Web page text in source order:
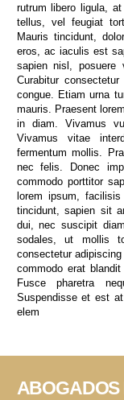
rutrum libero ligula,
tellus, vel feugiat
Mauris tincidunt,
eros, ac iaculis est
sapien nisl, posuere
Curabitur
congue. Etiam urna
mauris. Praesent
in diam. Vivamus
Vivamus vitae
fermentum mollis.
nec felis. Donec
commodo porttitor
lorem ipsum,
tincidunt, sapien sit
dui, nec suscipit
sodales, ut mollis
consectetur
commodo erat
Fusce pharetra
Suspendisse et est
elem
ABOGADOS